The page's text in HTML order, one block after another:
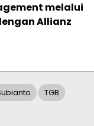
melalui
Allianz
TGB